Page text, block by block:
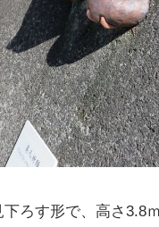
ろす形で、高さ3.8